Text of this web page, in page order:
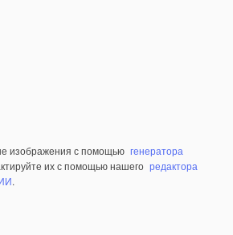
изображения с помощью генератора
их с помощью нашего редактора
.